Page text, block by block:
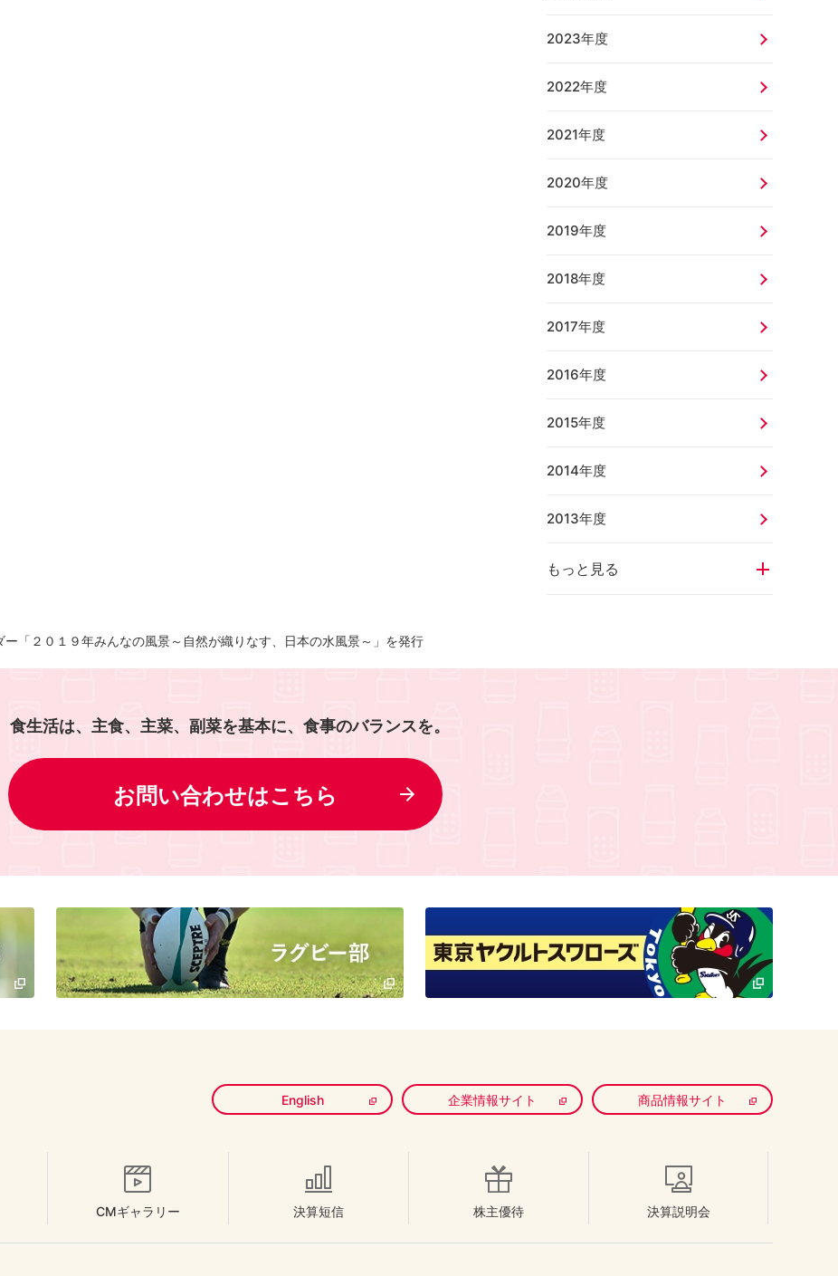
2023年度
2022年度
2021年度
2020年度
2019年度
2018年度
2017年度
2016年度
2015年度
2014年度
2013年度
もっと見る
ー「２０１９年みんなの風景～自然が織りなす、日本の水風景～」を発行
食生活は、主食、主菜、副菜を基本に、食事のバランスを。
お問い合わせはこちら
English 企業情報サイト 商品情報サイト
CMギャラリー 決算短信 株主優待 決算説明会